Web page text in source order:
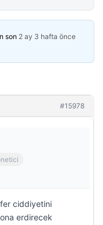
son 2 ay 3 hafta önce
#15978
ciddiyetini
erdirecek